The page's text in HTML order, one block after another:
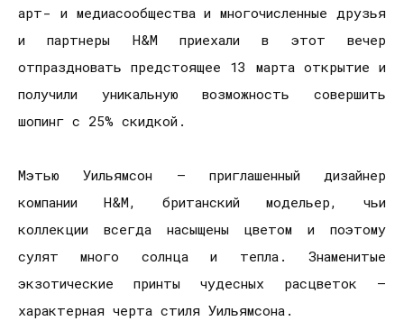
арт- и медиасообщества и многочисленные друзья
и партнеры H&M приехали в этот вечер
отпраздновать предстоящее 13 марта открытие и
получили уникальную возможность совершить
шопинг с 25% скидкой.
Мэтью Уильямсон — приглашенный дизайнер
компании H&M, британский модельер, чьи
коллекции всегда насыщены цветом и поэтому
сулят много солнца и тепла. Знаменитые
экзотические принты чудесных расцветок —
характерная черта стиля Уильямсона.